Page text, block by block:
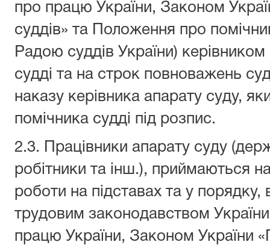
про працю України, Законом
суддів» та Положення про
Радою суддів України)
судді та на строк повноважень
наказу керівника апарату суду,
помічника судді під розпис.
2.3. Працівники апарату суду
робітники та інш.), приймаються
роботи на підставах та у
трудовим законодавством
працю України, Законом України